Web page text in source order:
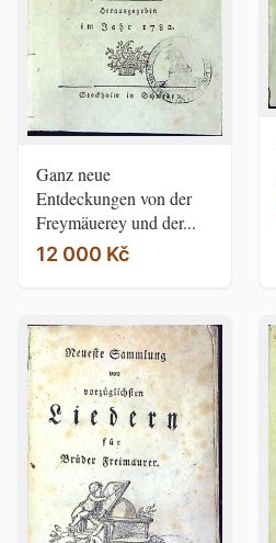
Ganz neue
Entdeckungen von der
Freymäuerey und der...
12 000 Kč